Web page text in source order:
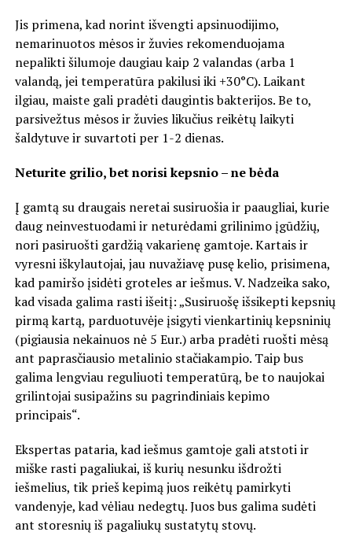
Jis primena, kad norint išvengti apsinuodijimo,
nemarinuotos mėsos ir žuvies rekomenduojama
nepalikti šilumoje daugiau kaip 2 valandas (arba 1
valandą, jei temperatūra pakilusi iki +30°C). Laikant
ilgiau, maiste gali pradėti daugintis bakterijos. Be to,
parsivežtus mėsos ir žuvies likučius reikėtų laikyti
šaldytuve ir suvartoti per 1-2 dienas.
Neturite grilio, bet norisi kepsnio – ne bėda
Į gamtą su draugais neretai susiruošia ir paaugliai, kurie
daug neinvestuodami ir neturėdami grilinimo įgūdžių,
nori pasiruošti gardžią vakarienę gamtoje. Kartais ir
vyresni iškylautojai, jau nuvažiavę pusę kelio, prisimena,
kad pamiršo įsidėti groteles ar iešmus. V. Nadzeika sako,
kad visada galima rasti išeitį: „Susiruošę išsikepti kepsnių
pirmą kartą, parduotuvėje įsigyti vienkartinių kepsninių
(pigiausia nekainuos nė 5 Eur.) arba pradėti ruošti mėsą
ant paprasčiausio metalinio stačiakampio. Taip bus
galima lengviau reguliuoti temperatūrą, be to naujokai
grilintojai susipažins su pagrindiniais kepimo
principais“.
Ekspertas pataria, kad iešmus gamtoje gali atstoti ir
miške rasti pagaliukai, iš kurių nesunku išdrožti
iešmelius, tik prieš kepimą juos reikėtų pamirkyti
vandenyje, kad vėliau nedegtų. Juos bus galima sudėti
ant storesnių iš pagaliukų sustatytų stovų.